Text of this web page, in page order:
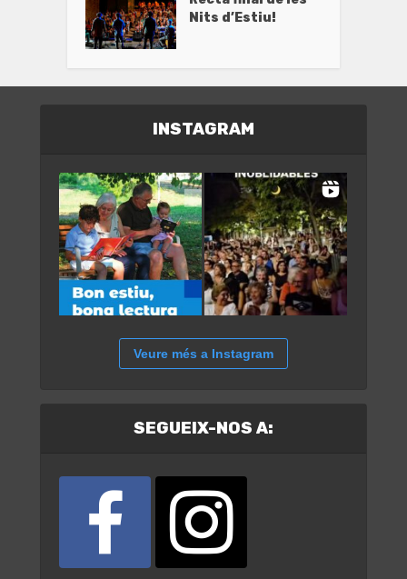
Nits d’Estiu!
INSTAGRAM
Veure més a Instagram
SEGUEIX-NOS A: